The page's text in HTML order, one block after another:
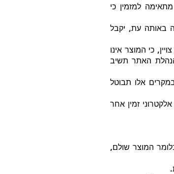
למזמין כי
באותה עת, יקבל
כי המוצר אינו
האתר תשיב
אלו תבוטל
זמין אחר
המוצר שולם,